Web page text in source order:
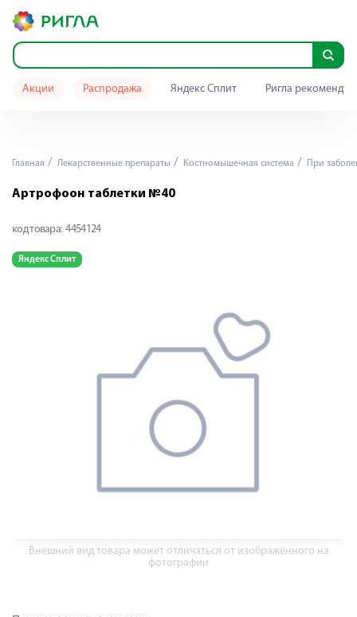
Акции Распродажа Яндекс Сплит Ригла
Главная Лекарственные препараты Костномышечная система При
Артрофоон таблетки №40
код товара: 4454124
Яндекс Сплит
Внешний вид товара может отличаться от изображённого на
фотографии